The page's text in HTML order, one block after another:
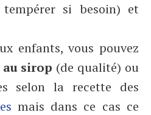
si besoin) et
enfants, vous pouvez
au sirop (de qualité) ou
selon la recette des
mais dans ce cas ce